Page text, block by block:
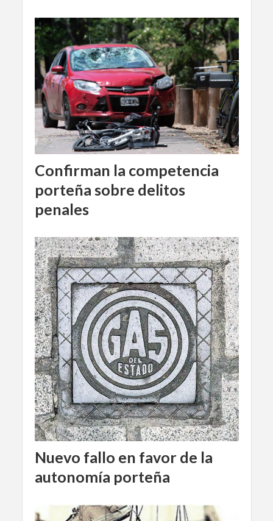
Confirman la competencia
porteña sobre delitos
penales
Nuevo fallo en favor de la
autonomía porteña